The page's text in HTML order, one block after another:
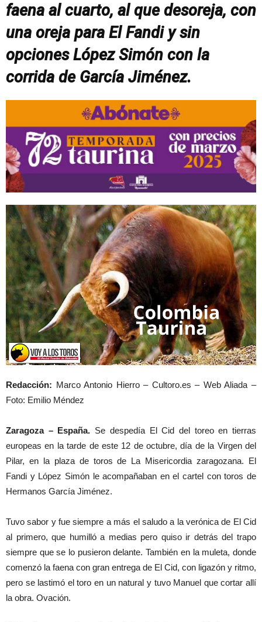
faena al cuarto, al que desoreja, con
una oreja para El Fandi y sin
opciones López Simón con la
corrida de García Jiménez.
Redacción: Marco Antonio Hierro – Cultoro.es – Web Aliada –
Foto: Emilio Méndez
Zaragoza – España. Se despedía El Cid del toreo en tierras
europeas en la tarde de este 12 de octubre, día de la Virgen del
Pilar, en la plaza de toros de La Misericordia zaragozana. El
Fandi y López Simón le acompañaban en el cartel con toros de
Hermanos García Jiménez.
Tuvo sabor y fue siempre a más el saludo a la verónica de El Cid
al primero, que humilló a medias pero quiso ir detrás del trapo
siempre que se lo pusieron delante. También en la muleta, donde
comenzó la faena con gran entrega de El Cid, con ligazón y ritmo,
pero se lastimó el toro en un natural y tuvo Manuel que cortar allí
la obra. Ovación.